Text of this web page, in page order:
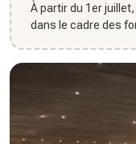
À partir du 1er
dans le cadre des